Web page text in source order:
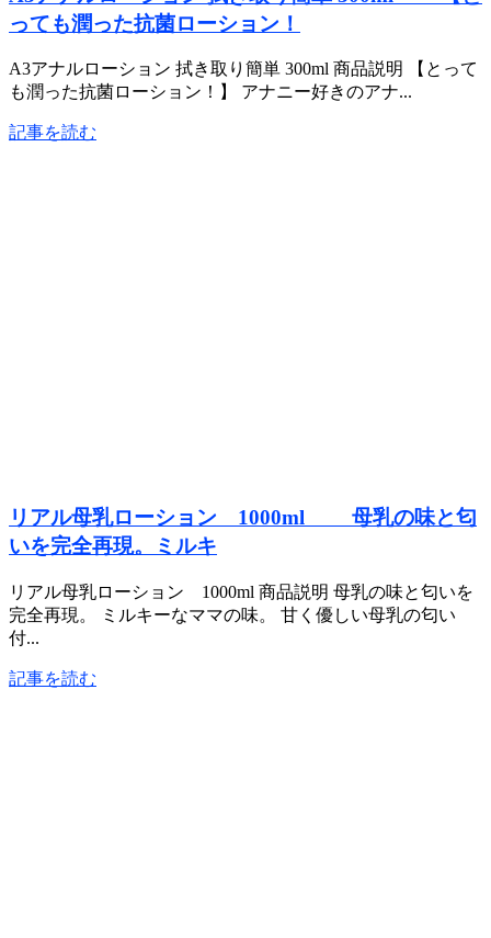
っても潤った抗菌ローション！
A3アナルローション 拭き取り簡単 300ml 商品説明 【とって
も潤った抗菌ローション！】 アナニー好きのアナ...
記事を読む
リアル母乳ローション 1000ml 母乳の味と匂
いを完全再現。ミルキ
リアル母乳ローション 1000ml 商品説明 母乳の味と匂いを
完全再現。 ミルキーなママの味。 甘く優しい母乳の匂い
付...
記事を読む